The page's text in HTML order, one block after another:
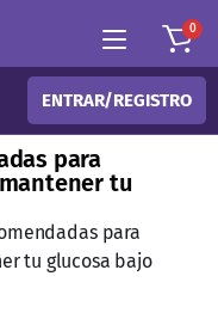
0
ENTRAR/REGISTRO
para
tu
para
tu glucosa bajo